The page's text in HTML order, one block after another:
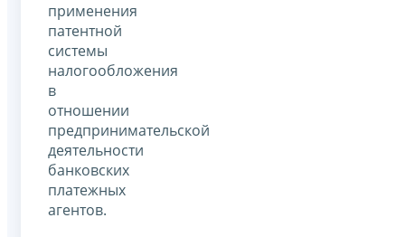
применения
патентной
системы
налогообложения
в
отношении
предпринимательской
деятельности
банковских
платежных
агентов.